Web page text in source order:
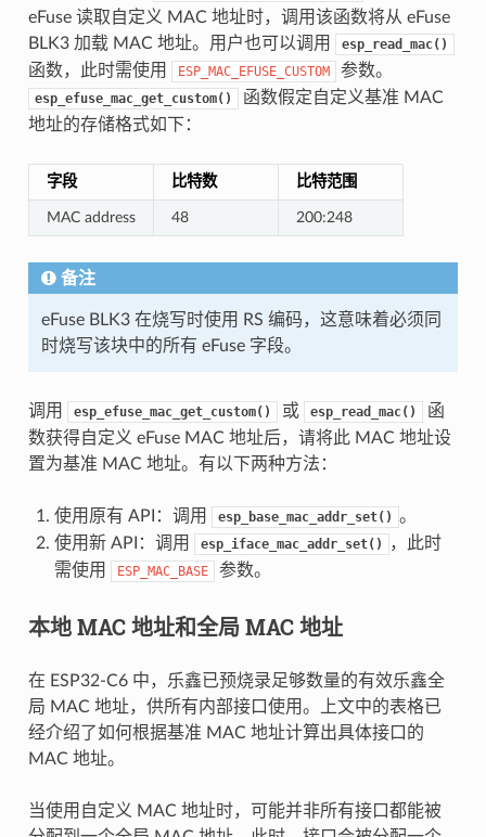
eFuse 读取自定义 MAC 地址时，调用该函数将从 eFuse
BLK3 加载 MAC 地址。用户也可以调用
esp_read_mac()
函数，此时需使用 ESP_MAC_EFUSE_CUSTOM 参数。
esp_efuse_mac_get_custom()
函数假定自定义基准 MAC
地址的存储格式如下：
字段 比特数 比特范围
MAC address 48 200:248
备注
eFuse BLK3 在烧写时使用 RS 编码，这意味着必须同
时烧写该块中的所有 eFuse 字段。
调用 esp_efuse_mac_get_custom() 或 esp_read_mac()
函
数获得自定义 eFuse MAC 地址后，请将此 MAC 地址设
置为基准 MAC 地址。有以下两种方法：
使用原有 API：调用 esp_base_mac_addr_set() 。
使用新 API：调用
esp_iface_mac_addr_set()
，此时
需使用
ESP_MAC_BASE 参数。
本地 MAC 地址和全局 MAC 地址
在 ESP32-C6 中，乐鑫已预烧录足够数量的有效乐鑫全
局 MAC 地址，供所有内部接口使用。上文中的表格已
经介绍了如何根据基准 MAC 地址计算出具体接口的
MAC 地址。
当使用自定义 MAC 地址时，可能并非所有接口都能被